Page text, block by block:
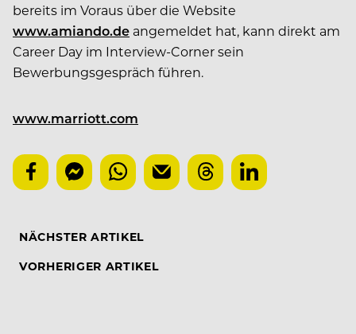
bereits im Voraus über die Website
www.amiando.de angemeldet hat, kann direkt am
Career Day im Interview-Corner sein
Bewerbungsgespräch führen.
www.marriott.com
NÄCHSTER ARTIKEL
VORHERIGER ARTIKEL